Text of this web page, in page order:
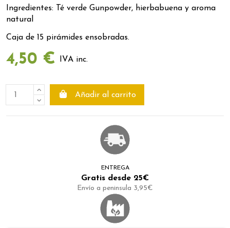
Ingredientes: Té verde Gunpowder, hierbabuena y aroma
natural
Caja de 15 pirámides ensobradas.
4,50 € IVA inc.
Añadir al carrito
ENTREGA
Gratis desde 25€
Envío a peninsula 3,95€